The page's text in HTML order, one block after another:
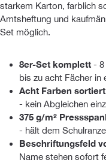
starkem Karton, farblich
Amtsheftung und
Set möglich.
8er-Set komplett - 8
bis zu acht Fächer in
Acht Farben sortiert
- kein Abgleichen
375 g/m²
- hält dem
Beschriftungsfeld
Name stehen sofort